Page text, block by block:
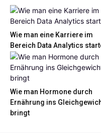
Wie man eine Karriere im
Bereich Data Analytics
Wie man Hormone durch
Ernährung ins
bringt